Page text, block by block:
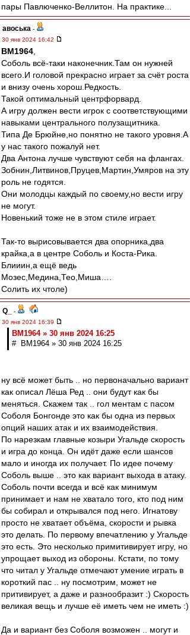
пары Павлюченко-Веллитон. На практике...
авоська -
30 янв 2024 16:42
BM1964
Соболь всё-таки наконечник.Там он нужней
всего.И головой прекрасно играет за счёт роста
и внизу очень хорош.Редкость.
Такой оптимальный центрфорвард.
А игру должен вести игрок с соответствующими
навыками центрального полузащитника.
Типа Де Брюйне,но понятно не такого уровня.А
у нас такого пожалуй нет.
Два Антона лучше чувствуют себя на флангах.
Зобнин,Литвинов,Пруцев,Мартин,Умяров на эту
роль не годятся.
Они молодцы каждый по своему,но вести игру
не могут.
Новенький тоже не в этом стиле играет.
Так-то вырисовывается два опорника,два
крайка,а в центре Соболь и Коста-Рика.
Блииин,а ещё ведь
Мозес,Медина,Тео,Миша….
Солить их чтоле)
Q_
-
30 янв 2024 16:39
BM1964 » 30 янв 2024 16:25
# BM1964 » 30 янв 2024 16:25
ну всё может быть .. но первоначально вариант
как описал Лёша Ред .. они будут как бы
меняться. Скажем так .. гол ментам с пасом
Соболя Бонгонде это как бы одна из первых
опций наших атак и их взаимодействия.
По нарезкам главные козыри Угальде скорость
и игра до конца. Он идёт даже если шансов
мало и иногда их получает. По идее почему
Соболь выше .. это как вариант выхода в атаку.
Соболь почти всегда и всё как минимум
принимает и нам не хватало того, кто под ним
бы собирал и открывался под него. Игнатову
просто не хватает объёма, скорости и рывка
это делать. По первому впечатлению у Угальде
это есть. Это несколько примитивирует игру, но
упрощает выход из обороны. Кстати, по тому
что читал у Угальде отмечают умение играть в
короткий пас .. ну посмотрим, может не
притивирует, а даже и разнообразит :) Скорость
великая вещь и лучше её иметь чем не иметь :)
Да и вариант без Соболя возможен .. могут и